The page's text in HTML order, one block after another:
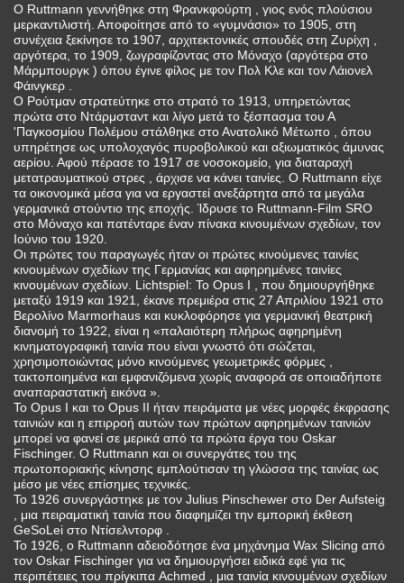
Ο Ruttmann γεννήθηκε στη Φρανκφούρτη , γιος ενός πλούσιου
μερκαντιλιστή. Αποφοίτησε από το «γυμνάσιο» το 1905, στη
συνέχεια ξεκίνησε το 1907, αρχιτεκτονικές σπουδές στη Ζυρίχη ,
αργότερα, το 1909, ζωγραφίζοντας στο Μόναχο (αργότερα στο
Μάρμπουργκ ) όπου έγινε φίλος με τον Πολ Κλε και τον Λάιονελ
Φάινγκερ .
Ο Ρούτμαν στρατεύτηκε στο στρατό το 1913, υπηρετώντας
πρώτα στο Ντάρμσταντ και λίγο μετά το ξέσπασμα του Α
'Παγκοσμίου Πολέμου στάλθηκε στο Ανατολικό Μέτωπο , όπου
υπηρέτησε ως υπολοχαγός πυροβολικού και αξιωματικός άμυνας
αερίου. Αφού πέρασε το 1917 σε νοσοκομείο, για διαταραχή
μετατραυματικού στρες , άρχισε να κάνει ταινίες. Ο Ruttmann είχε
τα οικονομικά μέσα για να εργαστεί ανεξάρτητα από τα μεγάλα
γερμανικά στούντιο της εποχής. Ίδρυσε το Ruttmann-Film SRO
στο Μόναχο και πατένταρε έναν πίνακα κινουμένων σχεδίων, τον
Ιούνιο του 1920.
Οι πρώτες του παραγωγές ήταν οι πρώτες κινούμενες ταινίες
κινουμένων σχεδίων της Γερμανίας και αφηρημένες ταινίες
κινουμένων σχεδίων. Lichtspiel: Το Opus I , που δημιουργήθηκε
μεταξύ 1919 και 1921, έκανε πρεμιέρα στις 27 Απριλίου 1921 στο
Βερολίνο Marmorhaus και κυκλοφόρησε για γερμανική θεατρική
διανομή το 1922, είναι η «παλαιότερη πλήρως αφηρημένη
κινηματογραφική ταινία που είναι γνωστό ότι σώζεται,
χρησιμοποιώντας μόνο κινούμενες γεωμετρικές φόρμες ,
τακτοποιημένα και εμφανιζόμενα χωρίς αναφορά σε οποιαδήποτε
αναπαραστατική εικόνα ».
Το Opus I και το Opus II ήταν πειράματα με νέες μορφές έκφρασης
ταινιών και η επιρροή αυτών των πρώτων αφηρημένων ταινιών
μπορεί να φανεί σε μερικά από τα πρώτα έργα του Oskar
Fischinger. Ο Ruttmann και οι συνεργάτες του της
πρωτοποριακής κίνησης εμπλούτισαν τη γλώσσα της ταινίας ως
μέσο με νέες επίσημες τεχνικές.
Το 1926 συνεργάστηκε με τον Julius Pinschewer στο Der Aufsteig
, μια πειραματική ταινία που διαφημίζει την εμπορική έκθεση
GeSoLei στο Ντίσελντορφ .
Το 1926, ο Ruttmann αδειοδότησε ένα μηχάνημα Wax Slicing από
τον Oskar Fischinger για να δημιουργήσει ειδικά εφέ για τις
περιπέτειες του πρίγκιπα Achmed , μια ταινία κινουμένων σχεδίων